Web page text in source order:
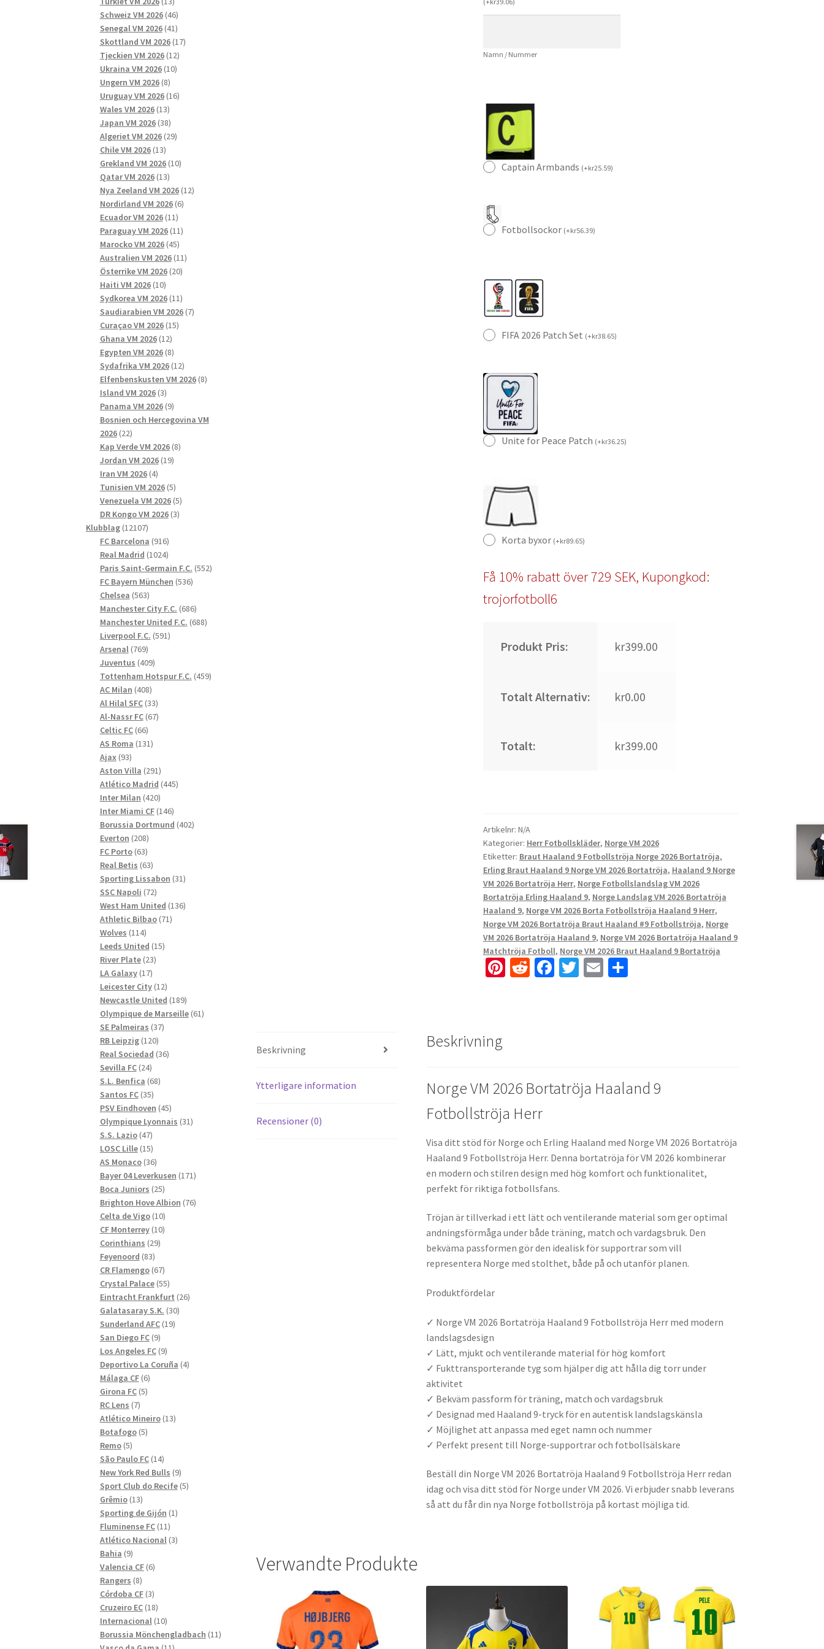
Haaland
Herr
Namn / Nummer
Captain Armbands (+kr25.59)
Fotbollsockor (+kr56.39)
FIFA 2026 Patch Set (+kr38.65)
Unite for Peace Patch (+kr36.25)
Korta byxor (+kr89.65)
Få 10% rabatt över 729 SEK, Kupongkod:
trojorfotboll6
Produkt Pris: kr399.00
Totalt Alternativ: kr0.00
Totalt: kr399.00
Artikelnr: N/A
Kategorier: Herr Fotbollskläder, Norge VM 2026
Etiketter: Braut Haaland 9 Fotbollströja Norge 2026 Bortatröja,
Erling Braut Haaland 9 Norge VM 2026 Bortatröja, Haaland 9 Norge
VM 2026 Bortatröja Herr, Norge Fotbollslandslag VM 2026
Bortatröja Erling Haaland 9, Norge Landslag VM 2026 Bortatröja
Haaland 9, Norge VM 2026 Borta Fotbollströja Haaland 9 Herr,
Norge VM 2026 Bortatröja Braut Haaland #9 Fotbollströja, Norge
VM 2026 Bortatröja Haaland 9, Norge VM 2026 Bortatröja Haaland 9
Matchtröja Fotboll, Norge VM 2026 Braut Haaland 9 Bortatröja
Pi R Fa T E D
Beskrivning
Ytterligare information
Recensioner (0)
Beskrivning
Norge VM 2026 Bortatröja Haaland 9
Fotbollströja Herr
Visa ditt stöd för Norge och Erling Haaland med Norge VM 2026 Bortatröja
Haaland 9 Fotbollströja Herr. Denna bortatröja för VM 2026 kombinerar
en modern och stilren design med hög komfort och funktionalitet,
perfekt för riktiga fotbollsfans.
Tröjan är tillverkad i ett lätt och ventilerande material som ger optimal
andningsförmåga under både träning, match och vardagsbruk. Den
bekväma passformen gör den idealisk för supportrar som vill
representera Norge med stolthet, både på och utanför planen.
Produktfördelar
✓ Norge VM 2026 Bortatröja Haaland 9 Fotbollströja Herr med modern
landslagsdesign
✓ Lätt, mjukt och ventilerande material för hög komfort
✓ Fukttransporterande tyg som hjälper dig att hålla dig torr under
aktivitet
✓ Bekväm passform för träning, match och vardagsbruk
✓ Designad med Haaland 9-tryck för en autentisk landslagskänsla
✓ Möjlighet att anpassa med eget namn och nummer
✓ Perfekt present till Norge-supportrar och fotbollsälskare
Beställ din Norge VM 2026 Bortatröja Haaland 9 Fotbollströja Herr redan
idag och visa ditt stöd för Norge under VM 2026. Vi erbjuder snabb leverans
så att du får din nya Norge fotbollströja på kortast möjliga tid.
Verwandte Produkte
produkter
Schweiz VM 2026 4646
produkter
Senegal VM 2026 4141
produkter
Skottland VM 2026 1717
Tjeckien VM 2026 1212
produkter
Ukraina VM 2026 1010
Ungern VM 2026 88
produkter
Uruguay VM 2026 1616
Wales VM 2026 1313
produkter
Japan VM 2026 3838
produkter
Algeriet VM 2026 2929
Chile VM 2026 1313
produkter
Grekland VM 2026 1010
Qatar VM 2026 1313
produkter
Nya Zeeland VM 2026 1212
Nordirland VM 2026 66
Ecuador VM 2026 1111
produkter
Paraguay VM 2026 1111
Marocko VM 2026 4545
produkter
Australien VM 2026 1111
Österrike VM 2026 2020
Haiti VM 2026 1010
produkter
Sydkorea VM 2026 1111
produkter
Saudiarabien VM 2026 77
Curaçao VM 2026 1515
Ghana VM 2026 1212
produkter
Egypten VM 2026 88
produkter
Sydafrika VM 2026 1212
produkter
Elfenbenskusten VM 2026 88
Island VM 2026 33
produkter
Panama VM 2026 99
produkter
Bosnien och Hercegovina VM
2026 2222
produkter
Kap Verde VM 2026 88
Jordan VM 2026 1919
Iran VM 2026 44
produkter
Tunisien VM 2026 55
produkter
Venezuela VM 2026 55
produkter
DR Kongo VM 2026 33
Klubblag 1210712107
produkter
FC Barcelona 916916
produkter
Real Madrid 10241024
produkter
Paris Saint-Germain F.C. 552552
FC Bayern München 536536
Chelsea 563563
produkter
Manchester City F.C. 686686
produkter
Manchester United F.C. 688688
Liverpool F.C. 591591
Arsenal 769769
produkter
Juventus 409409
produkter
Tottenham Hotspur F.C. 459459
AC Milan 408408
produkter
Al Hilal SFC 3333
produkter
Al-Nassr FC 6767
Celtic FC 6666
produkter
AS Roma 131131
Ajax 9393
produkter
Aston Villa 291291
produkter
Atlético Madrid 445445
Inter Milan 420420
produkter
Inter Miami CF 146146
produkter
Borussia Dortmund 402402
Everton 208208
produkter
FC Porto 6363
produkter
Real Betis 6363
produkter
Sporting Lissabon 3131
SSC Napoli 7272
produkter
West Ham United 136136
Athletic Bilbao 7171
Wolves 114114
produkter
Leeds United 1515
River Plate 2323
LA Galaxy 1717
produkter
Leicester City 1212
produkter
Newcastle United 189189
produkter
Olympique de Marseille 6161
SE Palmeiras 3737
RB Leipzig 120120
produkter
Real Sociedad 3636
Sevilla FC 2424
produkter
S.L. Benfica 6868
Santos FC 3535
produkter
PSV Eindhoven 4545
produkter
Olympique Lyonnais 3131
S.S. Lazio 4747
produkter
LOSC Lille 1515
produkter
AS Monaco 3636
produkter
Bayer 04 Leverkusen 171171
Boca Juniors 2525
produkter
Brighton Hove Albion 7676
Celta de Vigo 1010
produkter
CF Monterrey 1010
Corinthians 2929
Feyenoord 8383
produkter
CR Flamengo 6767
produkter
Crystal Palace 5555
produkter
Eintracht Frankfurt 2626
Galatasaray S.K. 3030
Sunderland AFC 1919
San Diego FC 99
produkter
Los Angeles FC 99
produkter
Deportivo La Coruña 44
Málaga CF 66
produkter
Girona FC 55
RC Lens 77
produkter
Atlético Mineiro 1313
Botafogo 55
Remo 55
produkter
São Paulo FC 1414
produkter
New York Red Bulls 99
produkter
Sport Club do Recife 55
Grêmio 1313
produkter
Sporting de Gijón 11
Fluminense FC 1111
produkter
Atlético Nacional 33
Bahia 99
produkter
Valencia CF 66
Rangers 88
produkter
Córdoba CF 33
produkter
Cruzeiro EC 1818
produkter
Internacional 1010
produkter
Borussia Mönchengladbach 1111